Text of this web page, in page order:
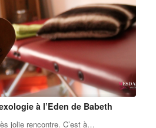
à l’Eden de Babeth
jolie rencontre. C’est à…